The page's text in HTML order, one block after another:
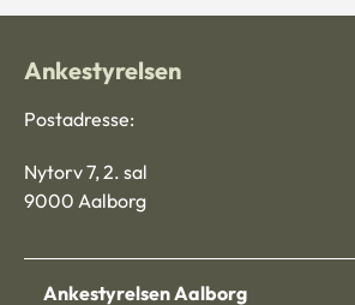
Ankestyrelsen
Postadresse:
Nytorv 7, 2. sal
9000 Aalborg
Ankestyrelsen Aalborg